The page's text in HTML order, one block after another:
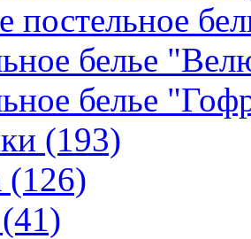
постельное
белье
белье
(193)
(126)
(41)